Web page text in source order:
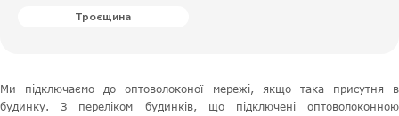
Троєщина
Ми підключаємо до оптоволоконої мережі, якщо така присутня в
будинку. З переліком будинків, що підключені оптоволоконною